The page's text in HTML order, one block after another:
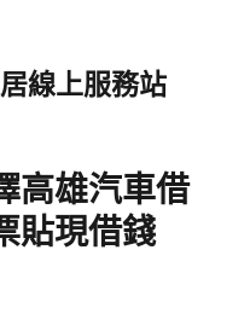
線上服務站
高雄汽車借
貼現借錢